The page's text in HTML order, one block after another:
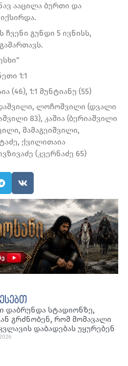
ააცილა ბურთი და
გუნდი 5 ივნისს,
1:1
(46), 1:1 მუნტიანუ (55)
ლოჩოშვილი (დვალი
83), კაშია (ბერიაშვილი
მამაგეიშვილი,
ქვილითაია
(კვერნაძე 65)
დაბრუნდა სტადიონზე,
გრძნობენ, რომ მომავალი
დაბადებას უყურებენ